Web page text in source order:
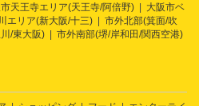
天王寺エリア(天王寺/阿倍野)
大阪市ベ
エリア(新大阪/十三)
市外北部(箕面/吹
/東大阪)
市外南部(堺/岸和田/関西空港)